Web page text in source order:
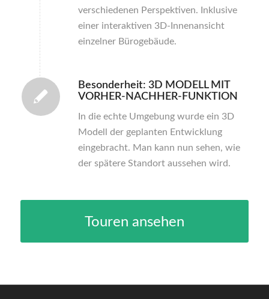
verschiedenen Perspektiven. Inklusive
einer interaktiven 3D-Innenansicht
einzelner Bürogebäude.
Besonderheit: 3D MODELL MIT
VORHER-NACHHER-FUNKTION
In die echte Umgebung wurde ein 3D
Modell der geplanten Entwicklung
eingebracht. Man kann nun sehen, wie
der spätere Standort aussehen wird.
Touren ansehen